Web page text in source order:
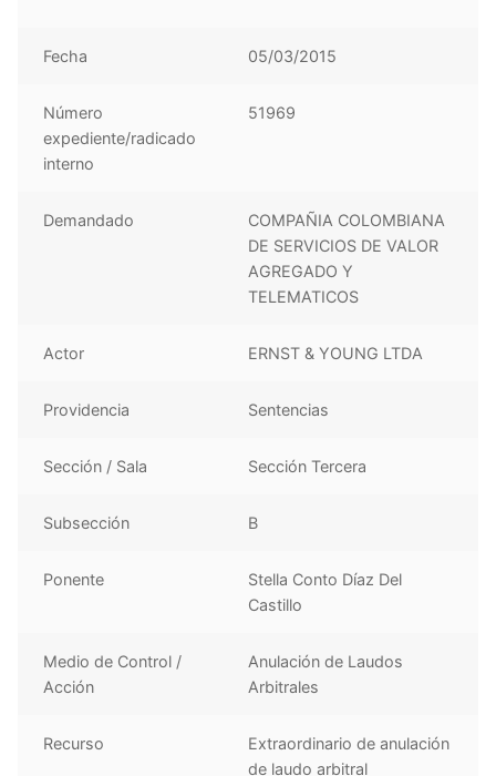
Fecha 05/03/2015
Número
expediente/radicado
interno
51969
Demandado
COMPAÑIA COLOMBIANA
DE SERVICIOS DE VALOR
AGREGADO Y
TELEMATICOS
Actor ERNST & YOUNG LTDA
Providencia Sentencias
Sección / Sala Sección Tercera
Subsección B
Ponente
Stella Conto Díaz Del
Castillo
Medio de Control /
Acción
Anulación de Laudos
Arbitrales
Recurso
Extraordinario de anulación
de laudo arbitral